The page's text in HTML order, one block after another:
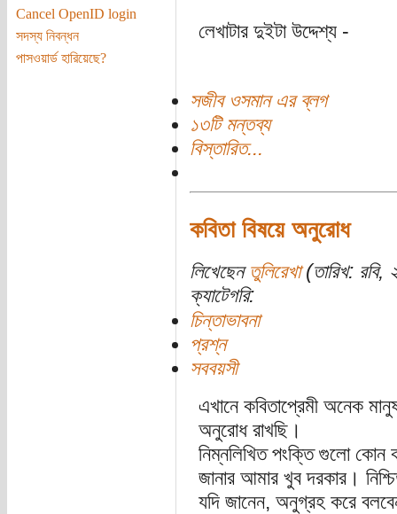
Cancel OpenID login
সদস্য নিবন্ধন
পাসওয়ার্ড হারিয়েছে?
লেখাটার দুইটা উদ্দেশ্য -
সজীব ওসমান এর ব্লগ
১৩টি মন্তব্য
বিস্তারিত...
কবিতা বিষয়ে অনুরোধ
লিখেছেন তুলিরেখা(তারিখ: রবি,
ক্যাটেগরি:
চিন্তাভাবনা
প্রশ্ন
সববয়সী
এখানে কবিতাপ্রেমী অনেক
অনুরোধ রাখছি।
নিম্নলিখিত পংক্তি গুলো কোন
জানার আমার খুব দরকার।
যদি জানেন, অনুগ্রহ করে